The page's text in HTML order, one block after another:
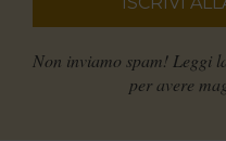
Non inviamo spam! Leggi
per avere